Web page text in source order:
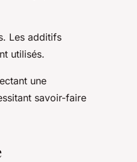
Les additifs
utilisés.
une
savoir-faire